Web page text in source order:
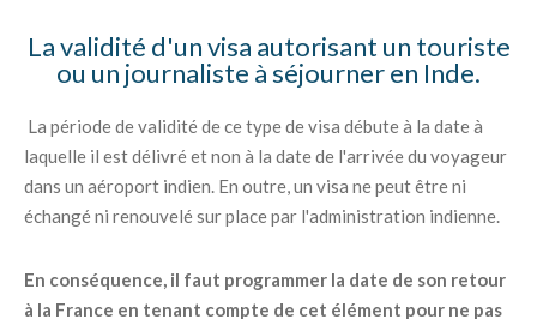
La validité d'un visa autorisant un touriste
ou un journaliste à séjourner en Inde.
La période de validité de ce type de visa débute à la date à
laquelle il est délivré et non à la date de l'arrivée du voyageur
dans un aéroport indien. En outre, un visa ne peut être ni
échangé ni renouvelé sur place par l'administration indienne.
En conséquence, il faut programmer la date de son retour
à la France en tenant compte de cet élément pour ne pas